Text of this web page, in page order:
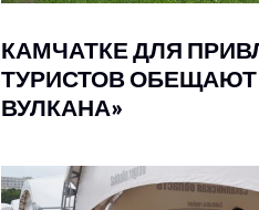
КАМЧАТКЕ ДЛЯ
ТУРИСТОВ ОБЕЩАЮТ
ВУЛКАНА»